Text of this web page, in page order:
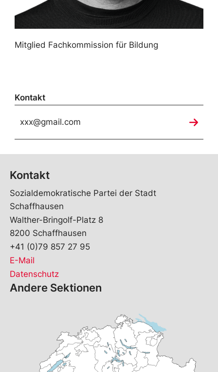
Mitglied Fachkommission für Bildung
Kontakt
xxx@gmail.com
Kontakt
Sozialdemokratische Partei der Stadt
Schaffhausen
Walther-Bringolf-Platz 8
8200 Schaffhausen
+41 (0)79 857 27 95
E-Mail
Datenschutz
Andere Sektionen